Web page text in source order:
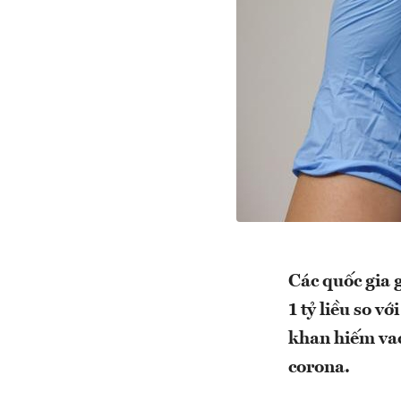
Các quốc gia
1 tỷ liều so
khan hiếm
corona.